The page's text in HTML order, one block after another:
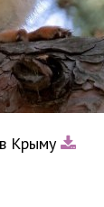
Крыму